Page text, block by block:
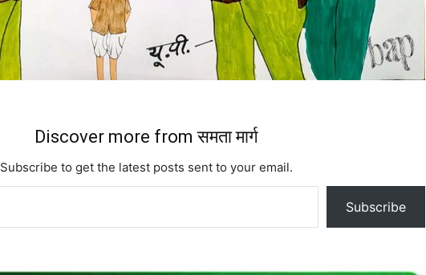
Discover more from समता मार्ग
Subscribe to get the latest posts sent to your email.
Subscribe